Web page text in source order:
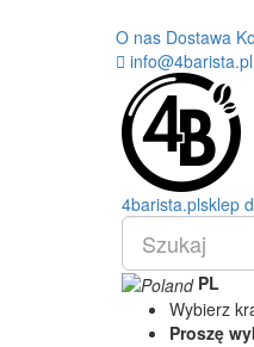
O nas Dostawa
info@4barista.pl
4barista.plsklep
PL
Wybierz
Proszę